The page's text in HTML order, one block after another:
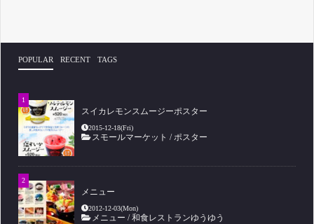
POPULAR RECENT TAGS
スイカレモンスムージーポスター
2015-12-18(Fri)
スモールマーケット /ポスター
メニュー
2012-12-03(Mon)
メニュー /和食レストランゆうゆう